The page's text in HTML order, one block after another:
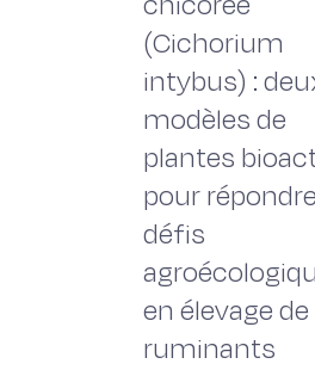
(Cichorium
intybus) :
modèles de
plantes
pour
défis
en élevage de
ruminants